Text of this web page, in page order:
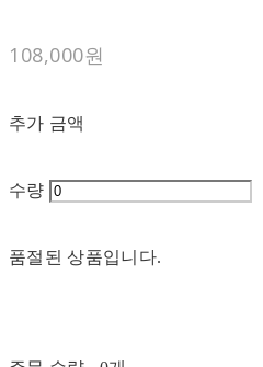
108,000원
추가 금액
수량
품절된 상품입니다.